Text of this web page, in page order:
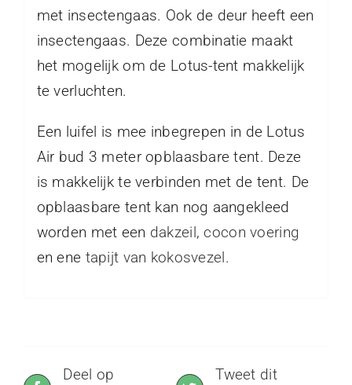
met insectengaas. Ook de deur heeft een
insectengaas. Deze combinatie maakt
het mogelijk om de Lotus-tent makkelijk
te verluchten.
Een luifel is mee inbegrepen in de Lotus
Air bud 3 meter opblaasbare tent. Deze
is makkelijk te verbinden met de tent. De
opblaasbare tent kan nog aangekleed
worden met een dakzeil, cocon voering
en ene tapijt van kokosvezel.
Deel op
Tweet dit